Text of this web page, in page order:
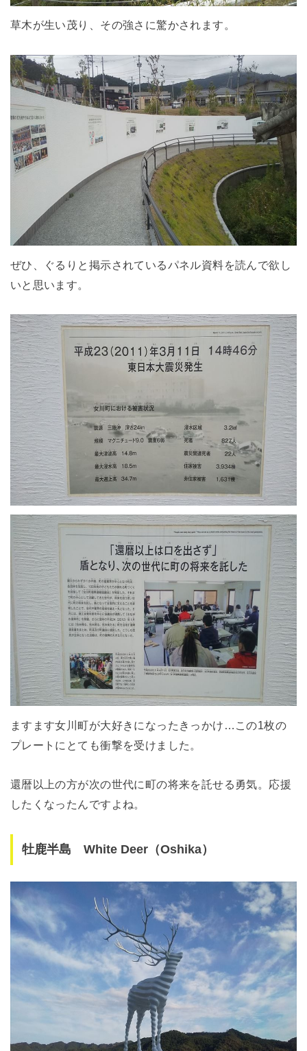
草木が生い茂り、その強さに驚かされます。
ぜひ、ぐるりと掲示されているパネル資料を読んで欲し
いと思います。
ますます女川町が大好きになったきっかけ…この1枚の
プレートにとても衝撃を受けました。
還暦以上の方が次の世代に町の将来を託せる勇気。応援
したくなったんですよね。
牡鹿半島 White Deer（Oshika）